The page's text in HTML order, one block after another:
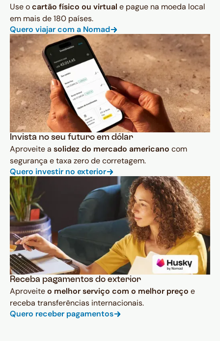
Use ocartão físico ou virtual e pague na moeda local
em mais de 180 países.
Quero viajar com a Nomad
Invista no seu futuro em dólar
Aproveite a solidez do mercado americano com
segurança e taxa zero de corretagem.
Quero investir no exterior
Receba pagamentos do exterior
Aproveiteo melhor serviço com o melhor preço e
receba transferências internacionais.
Quero receber pagamentos